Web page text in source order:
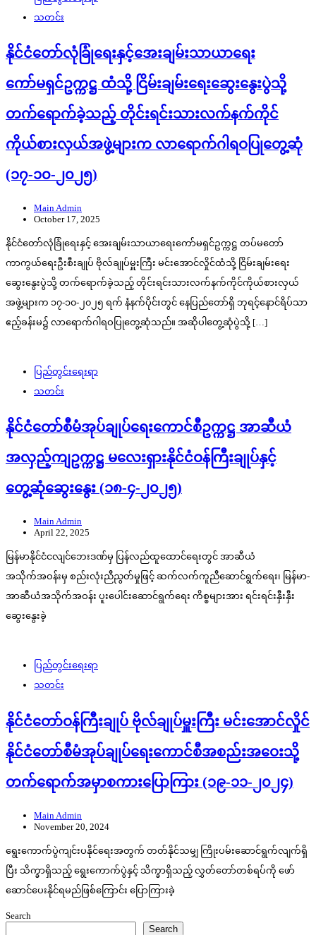
သတင်း
နိုင်ငံတော်လုံခြုံရေးနှင့်အေးချမ်းသာယာရေး
ကော်မရှင်ဥက္ကဋ္ဌ ထံသို့ ငြိမ်းချမ်းရေးဆွေးနွေးပွဲသို့
တက်ရောက်ခဲ့သည့် တိုင်းရင်းသားလက်နက်ကိုင်
ကိုယ်စားလှယ်အဖွဲ့များက လာရောက်ဂါရဝပြုတွေ့ဆုံ
(၁၇-၁၀-၂၀၂၅)
Main Admin
October 17, 2025
နိုင်ငံတော်လုံခြုံရေးနှင့် အေးချမ်းသာယာရေးကော်မရှင်ဥက္ကဋ္ဌ တပ်မတော်
ကာကွယ်ရေးဦးစီးချုပ် ဗိုလ်ချုပ်မှူးကြီး မင်းအောင်လှိုင်ထံသို့ ငြိမ်းချမ်းရေး
ဆွေးနွေးပွဲသို့ တက်ရောက်ခဲ့သည့် တိုင်းရင်းသားလက်နက်ကိုင်ကိုယ်စားလှယ်
အဖွဲ့များက ၁၇-၁၀-၂၀၂၅ ရက် နံနက်ပိုင်းတွင် နေပြည်တော်ရှိ ဘုရင့်နောင်ရိပ်သာ
ဧည့်ခန်းမ၌ လာရောက်ဂါရဝပြုတွေ့ဆုံသည်။ အဆိုပါတွေ့ဆုံပွဲသို့ […]
ပြည်တွင်းရေးရာ
သတင်း
နိုင်ငံတော်စီမံအုပ်ချုပ်ရေးကောင်စီဥက္ကဋ္ဌ အာဆီယံ
အလှည့်ကျဥက္ကဋ္ဌ မလေးရှားနိုင်ငံဝန်ကြီးချုပ်နှင့်
တွေ့ဆုံဆွေးနွေး (၁၈-၄-၂၀၂၅)
Main Admin
April 22, 2025
မြန်မာနိုင်ငံငလျင်ဘေးဒဏ်မှ ပြန်လည်ထူထောင်ရေးတွင် အာဆီယံ
အသိုက်အဝန်းမှ စည်းလုံးညီညွတ်မှုဖြင့် ဆက်လက်ကူညီဆောင်ရွက်ရေး၊ မြန်မာ-
အာဆီယံအသိုက်အဝန်း ပူးပေါင်းဆောင်ရွက်ရေး ကိစ္စများအား ရင်းရင်းနှီးနှီး
ဆွေးနွေးခဲ့
ပြည်တွင်းရေးရာ
သတင်း
နိုင်ငံတော်ဝန်ကြီးချုပ် ဗိုလ်ချုပ်မှူးကြီး မင်းအောင်လှိုင်
နိုင်ငံတော်စီမံအုပ်ချုပ်ရေးကောင်စီအစည်းအဝေးသို့
တက်ရောက်အမှာစကားပြောကြား (၁၉-၁၁-၂၀၂၄)
Main Admin
November 20, 2024
ရွေးကောက်ပွဲကျင်းပနိုင်ရေးအတွက် တတ်နိုင်သမျှ ကြိုးပမ်းဆောင်ရွက်လျက်ရှိ
ပြီး သိက္ခာရှိသည့် ရွေးကောက်ပွဲနှင့် သိက္ခာရှိသည့် လွှတ်တော်တစ်ရပ်ကို ဖော်
ဆောင်ပေးနိုင်ရမည်ဖြစ်ကြောင်း ပြောကြားခဲ့
Search
Search